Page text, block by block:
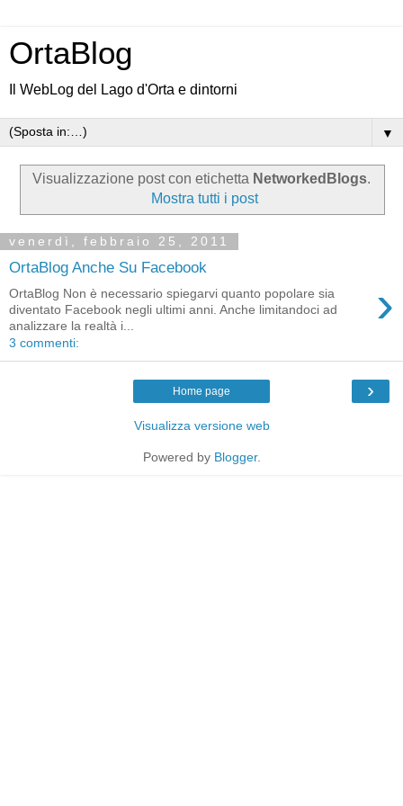
OrtaBlog
Il WebLog del Lago d'Orta e dintorni
▼
Visualizzazione post con etichetta NetworkedBlogs.
Mostra tutti i post
venerdì, febbraio 25, 2011
OrtaBlog Anche Su Facebook
›
OrtaBlog Non è necessario spiegarvi quanto popolare sia
diventato Facebook negli ultimi anni. Anche limitandoci ad
analizzare la realtà i...
3 commenti:
›
Home page
Visualizza versione web
Powered by Blogger.